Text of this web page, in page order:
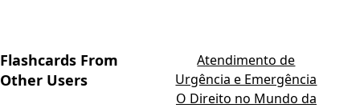
Flashcards From
Other Users
Atendimento de
Urgência e Emergência
O Direito no Mundo da